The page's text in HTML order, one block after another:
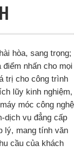
hòa, sang trọng;
nhấn cho mọi
trị cho công trình
lũy kinh nghiệm,
móc công nghệ
dịch vụ đẳng cấp
lý, mang tính văn
cầu của khách